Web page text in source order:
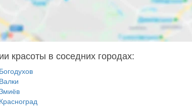
красоты в соседних городах: